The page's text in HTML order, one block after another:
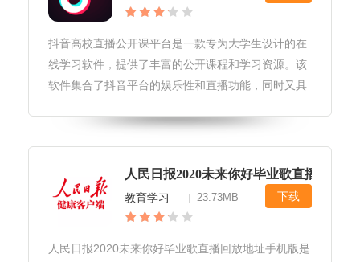
抖音高校直播公开课平台是一款专为大学生设计的在
线学习软件，提供了丰富的公开课程和学习资源。该
软件集合了抖音平台的娱乐性和直播功能，同时又具
围中学习新知识。软件亮点1.丰富的课程资源：抖音
高校直播公开课平台提供了涵盖
人民日报2020未来你好毕业歌直播+回放
教育学习 23.73MB 下载
人民日报2020未来你好毕业歌直播回放地址手机版是